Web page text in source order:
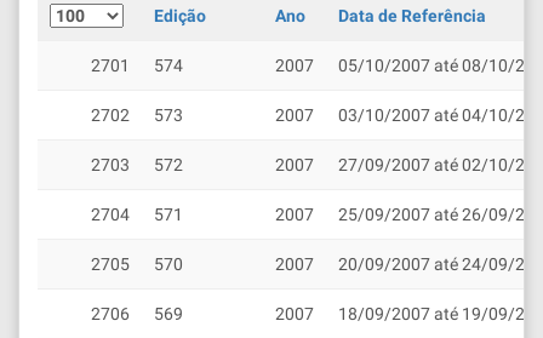
Edição Ano Data de Referência
2701 574 2007 05/10/2007 até 08/10/
2702 573 2007 03/10/2007 até 04/10/
2703 572 2007 27/09/2007 até 02/10/
2704 571 2007 25/09/2007 até 26/09/
2705 570 2007 20/09/2007 até 24/09/
2706 569 2007 18/09/2007 até 19/09/